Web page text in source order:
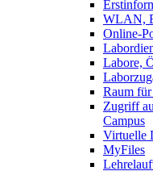
WLAN,
Online-
Labore,
Raum
Zugriff
Campus
Virtuelle
MyFiles